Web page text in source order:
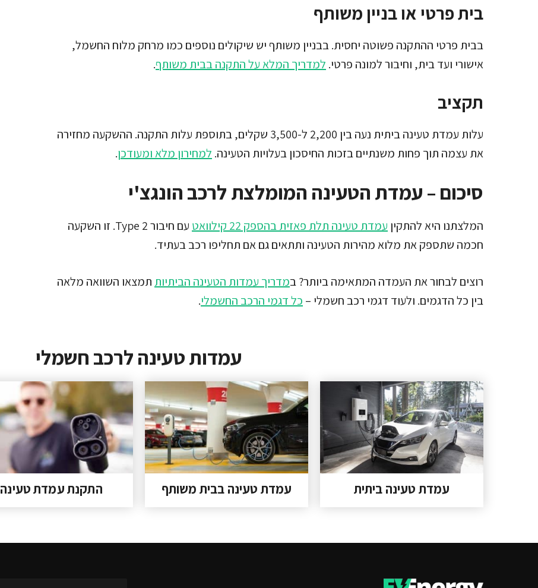
בית פרטי או בניין משותף
בבית פרטי ההתקנה פשוטה יחסית. בבניין משותף יש שיקולים נוספים כמו מרחק מלוח החשמל,
אישורי ועד בית, וחיבור למונה פרטי. למדריך המלא על התקנה בבית משותף.
תקציב
עלות עמדת טעינה ביתית נעה בין 2,200 ל-3,500 שקלים, בתוספת עלות התקנה. ההשקעה מחזירה
את עצמה תוך פחות משנתיים בזכות החיסכון בעלויות הטעינה. למחירון מלא ומעודכן.
סיכום – עמדת הטעינה המומלצת לרכב הונגצ'י
המלצתנו היא להתקין עמדת טעינה תלת פאזית בהספק 22 קילוואט
עם חיבור Type 2. זו השקעה
חכמה שתספק את מלוא מהירות הטעינה ותתאים גם אם תחליפו רכב בעתיד.
רוצים לבחור את העמדה המתאימה ביותר? במדריך עמדות הטעינה הביתיות תמצאו השוואה מלאה
בין כל הדגמים. ולעוד דגמי רכב חשמלי – כל דגמי הרכב החשמלי.
עמדות טעינה לרכב חשמלי
עמדת טעינה ביתית עמדת טעינה בבית משותף התקנת עמדת טעינה